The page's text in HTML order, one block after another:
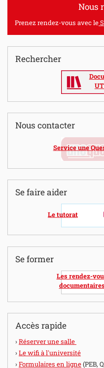
Nous
Prenez rendez-vous avec le
Rechercher
Nous contacter
Service une
Se faire aider
Le tutorat
Se former
Les rendez-
documentaires
Accès rapide
Réserver une salle
Le wifi à l'université
Formulaires en ligne(PEB,